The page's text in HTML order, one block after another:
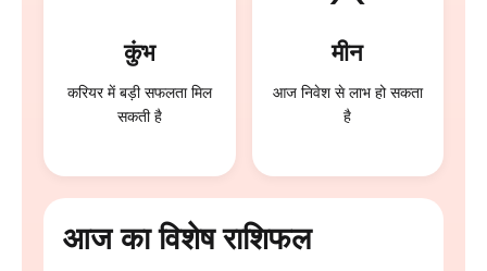
कुंभ
करियर में बड़ी सफलता मिल
सकती है
मीन
आज निवेश से लाभ हो सकता
है
आज का विशेष राशिफल